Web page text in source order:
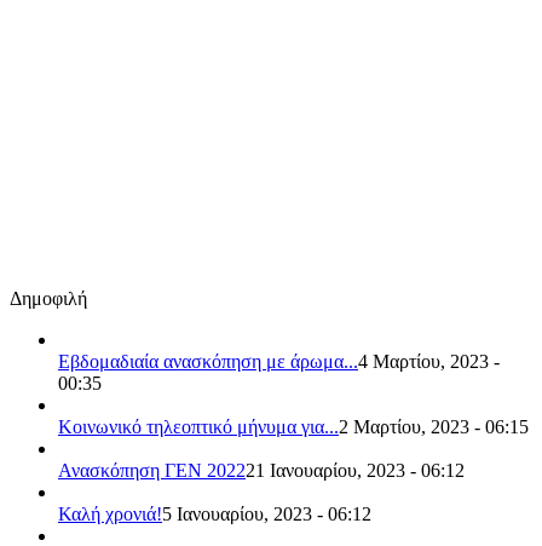
Δημοφιλή
Εβδομαδιαία ανασκόπηση με άρωμα...4 Μαρτίου, 2023 -
00:35
Κοινωνικό τηλεοπτικό μήνυμα για...2 Μαρτίου, 2023 - 06:15
Ανασκόπηση ΓΕΝ 202221 Ιανουαρίου, 2023 - 06:12
Καλή χρονιά!5 Ιανουαρίου, 2023 - 06:12